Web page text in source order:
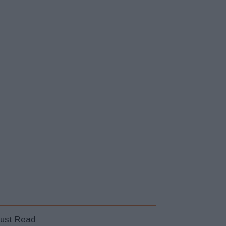
Read